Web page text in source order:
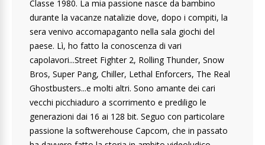
Classe 1980. La mia passione nasce da bambino
durante la vacanze natalizie dove, dopo i compiti, la
sera venivo accomapaganto nella sala giochi del
paese. Lì, ho fatto la conoscenza di vari
capolavori...Street Fighter 2, Rolling Thunder, Snow
Bros, Super Pang, Chiller, Lethal Enforcers, The Real
Ghostbusters...e molti altri. Sono amante dei cari
vecchi picchiaduro a scorrimento e prediligo le
generazioni dai 16 ai 128 bit. Seguo con particolare
passione la softwerehouse Capcom, che in passato